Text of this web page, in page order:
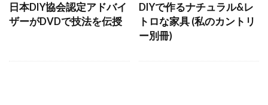
日本DIY協会認定アドバイ
ザーがDVDで技法を伝授
DIYで作るナチュラル&レ
トロな家具 (私のカントリ
ー別冊)